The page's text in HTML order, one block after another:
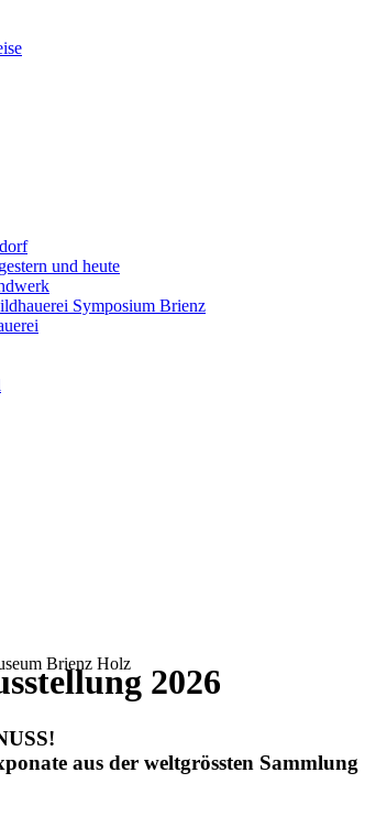
und heute
Symposium Brienz
2026
aus der weltgrössten Sammlung